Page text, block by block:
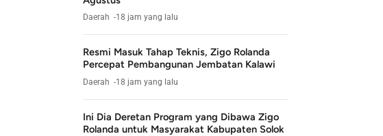
Daerah 18 jam yang lalu
Resmi Masuk Tahap Teknis, Zigo Rolanda
Percepat Pembangunan Jembatan Kalawi
Daerah 18 jam yang lalu
Ini Dia Deretan Program yang Dibawa Zigo
Rolanda untuk Masyarakat Kabupaten Solok